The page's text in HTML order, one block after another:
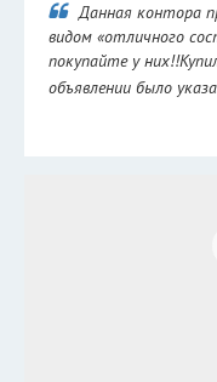
Данная контора
видом «отличного
покупайте у
объявлении было